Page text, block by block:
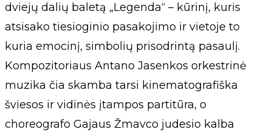
dviejų dalių baletą „Legenda“ – kūrinį, kuris
atsisako tiesioginio pasakojimo ir vietoje to
kuria emocinį, simbolių prisodrintą pasaulį.
Kompozitoriaus Antano Jasenkos orkestrinė
muzika čia skamba tarsi kinematografiška
šviesos ir vidinės įtampos partitūra, o
choreografo Gajaus Žmavco judesio kalba